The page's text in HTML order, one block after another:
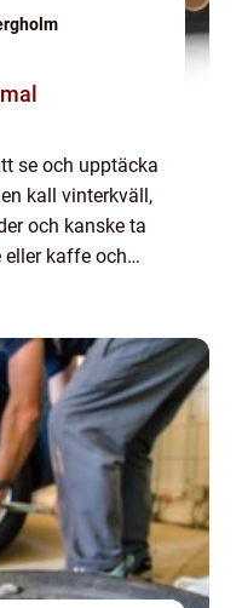
se och upptäcka
kall vinterkväll,
och kanske ta
eller kaffe och